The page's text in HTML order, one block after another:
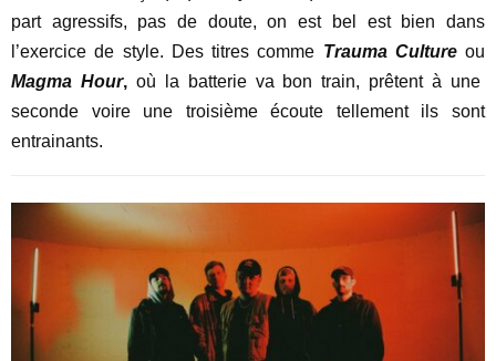
part agressifs, pas de doute, on est bel est bien dans
l’exercice de style. Des titres comme Trauma Culture ou
Magma Hour, où la batterie va bon train, prêtent à une
seconde voire une troisième écoute tellement ils sont
entrainants.